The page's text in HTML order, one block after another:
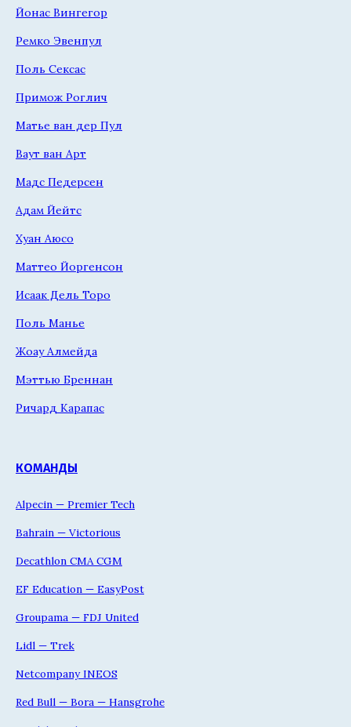
Йонас Вингегор
Ремко Эвенпул
Поль Сексас
Примож Роглич
Матье ван дер Пул
Ваут ван Арт
Мадс Педерсен
Адам Йейтс
Хуан Аюсо
Маттео Йоргенсон
Исаак Дель Торо
Поль Манье
Жоау Алмейда
Мэттью Бреннан
Ричард Карапас
КОМАНДЫ
Alpecin — Premier Tech
Bahrain — Victorious
Decathlon CMA CGM
EF Education — EasyPost
Groupama — FDJ United
Lidl — Trek
Netcompany INEOS
Red Bull — Bora — Hansgrohe